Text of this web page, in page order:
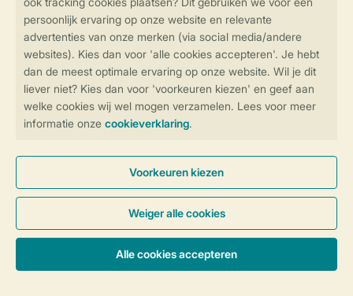
Controle over jouw gegevens &
Instellingen wijzigen
Veilige gegevensoverdracht
Veilige betaling
Algemene Voorwaarden Privacy Notice
Cookies en banners
Toegankelijkheid © 2026 Landal